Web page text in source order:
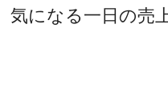
気になる一日の売